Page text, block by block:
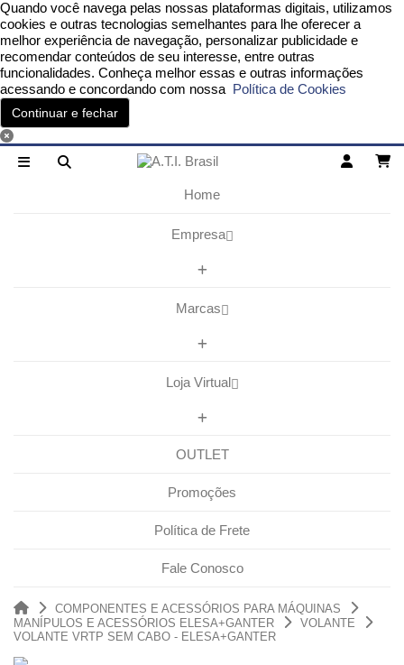
Quando você navega pelas nossas plataformas digitais, utilizamos
cookies e outras tecnologias semelhantes para lhe oferecer a
melhor experiência de navegação, personalizar publicidade e
recomendar conteúdos de seu interesse, entre outras
funcionalidades. Conheça melhor essas e outras informações
acessando e concordando com nossa Política de Cookies
Continuar e fechar
Home
Empresa
Marcas
Loja Virtual
OUTLET
Promoções
Política de Frete
Fale Conosco
COMPONENTES E ACESSÓRIOS PARA MÁQUINAS
MANÍPULOS E ACESSÓRIOS ELESA+GANTER
VOLANTE
VOLANTE VRTP SEM CABO - ELESA+GANTER